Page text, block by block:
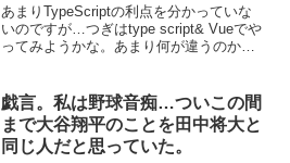
あまりTypeScriptの利点を分かっていな
いのですが…つぎはtype script& Vueでや
ってみようかな。あまり何が違うのか分
Vol.117 価格：1...
戯言。私は野球音痴…ついこの間
まで大谷翔平のことを田中将大と
同じ人だと思っていた。